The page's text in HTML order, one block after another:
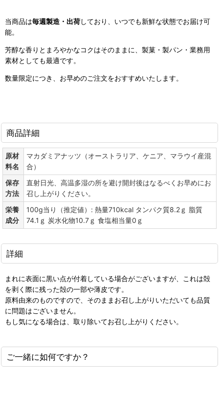
当商品は毎週製造・出荷しており、いつでも新鮮な状態でお届け可
能。
芳醇な香りとまろやかなコクはそのままに、製菓・製パン・業務用
素材としても最適です。
数量限定につき、お早めのご注文をおすすめいたします。
商品詳細
原材
料名
マカダミアナッツ（オーストラリア、ケニア、マラウイ産混
合）
保存
方法
直射日光、高温多湿の所を避け開封後はなるべくお早めにお
召し上がりください。
栄養
成分
100g当り（推定値）: 熱量710kcal タンパク質8.2ｇ 脂質
74.1ｇ 炭水化物10.7ｇ 食塩相当量0ｇ
詳細
まれに表面に黒い点が付着している場合がございますが、これは殻
を剥く際に残った殻の一部や薄皮です。
原料由来のものですので、そのままお召し上がりいただいても品質
に問題はございません。
もし気になる場合は、取り除いてお召し上がりください。
ご一緒に如何ですか？